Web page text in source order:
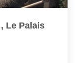
, Le Palais